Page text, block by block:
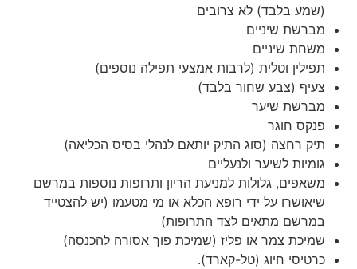
(שמע בלבד) לא צרובים
מברשת שיניים
משחת שיניים
תפילין וטלית (לרבות אמצעי תפילה נוספים)
צעיף (צבע שחור בלבד)
מברשת שיער
פנקס חוגר
תיק רחצה (סוג התיק יותאם לנהלי בסיס הכליאה)
גומיות לשיער ולנעליים
משאפים, גלולות למניעת הריון ותרופות נוספות במרשם
שיאושרו על ידי רופא הכלא או מי מטעמו (יש להצטייד
במרשם מתאים לצד התרופות)
שמיכת צמר או פליז (שמיכת פוך אסורה להכנסה)
כרטיסי חיוג (טל-קארד).